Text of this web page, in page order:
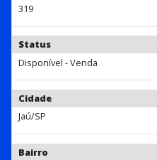
319
Status
Disponível - Venda
Cidade
Jaú/SP
Bairro